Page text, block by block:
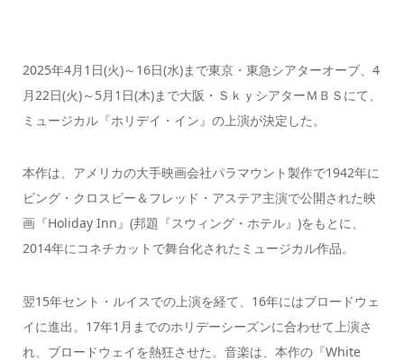
2025年4月1日(火)～16日(水)まで東京・東急シアターオーブ、4
月22日(火)～5月1日(木)まで大阪・ＳｋｙシアターＭＢＳにて、
ミュージカル『ホリデイ・イン』の上演が決定した。
本作は、アメリカの大手映画会社パラマウント製作で1942年に
ビング・クロスビー＆フレッド・アステア主演で公開された映
画『Holiday Inn』(邦題『スウィング・ホテル』)をもとに、
2014年にコネチカットで舞台化されたミュージカル作品。
翌15年セント・ルイスでの上演を経て、16年にはブロードウェ
イに進出。17年1月までのホリデーシーズンに合わせて上演さ
れ、ブロードウェイを熱狂させた。音楽は、本作の『White